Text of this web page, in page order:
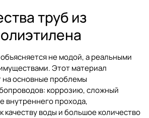
труб из
не модой, а реальными
Этот материал
на основные проблемы
коррозию, сложный
внутреннего прохода,
качеству воды и большое количество